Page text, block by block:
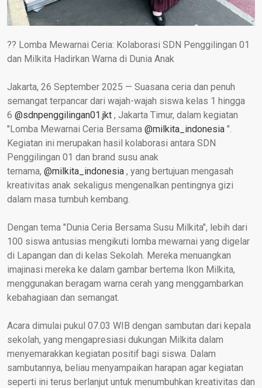
?? Lomba Mewarnai Ceria: Kolaborasi SDN Penggilingan 01
dan Milkita Hadirkan Warna di Dunia Anak
Jakarta, 26 September 2025 — Suasana ceria dan penuh
semangat terpancar dari wajah-wajah siswa kelas 1 hingga
6 @sdnpenggilingan01.jkt , Jakarta Timur, dalam kegiatan
"Lomba Mewarnai Ceria Bersama @milkita_indonesia ".
Kegiatan ini merupakan hasil kolaborasi antara SDN
Penggilingan 01 dan brand susu anak
ternama, @milkita_indonesia , yang bertujuan mengasah
kreativitas anak sekaligus mengenalkan pentingnya gizi
dalam masa tumbuh kembang.
Dengan tema "Dunia Ceria Bersama Susu Milkita", lebih dari
100 siswa antusias mengikuti lomba mewarnai yang digelar
di Lapangan dan di kelas Sekolah. Mereka menuangkan
imajinasi mereka ke dalam gambar bertema Ikon Milkita,
menggunakan beragam warna cerah yang menggambarkan
kebahagiaan dan semangat.
Acara dimulai pukul 07.03 WIB dengan sambutan dari kepala
sekolah, yang mengapresiasi dukungan Milkita dalam
menyemarakkan kegiatan positif bagi siswa. Dalam
sambutannya, beliau menyampaikan harapan agar kegiatan
seperti ini terus berlanjut untuk menumbuhkan kreativitas dan